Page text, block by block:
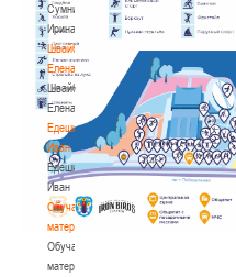
Сумникова
Ирина
Швайбович
Елена
Швайбович
Елена
Едешко
Иван
Едешко
Иван
Обучающие
материалы
Обучающие
материалы